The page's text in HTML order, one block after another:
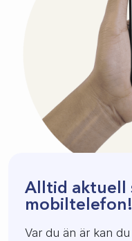
Alltid aktuell
mobiltelefon!
Var du än är kan